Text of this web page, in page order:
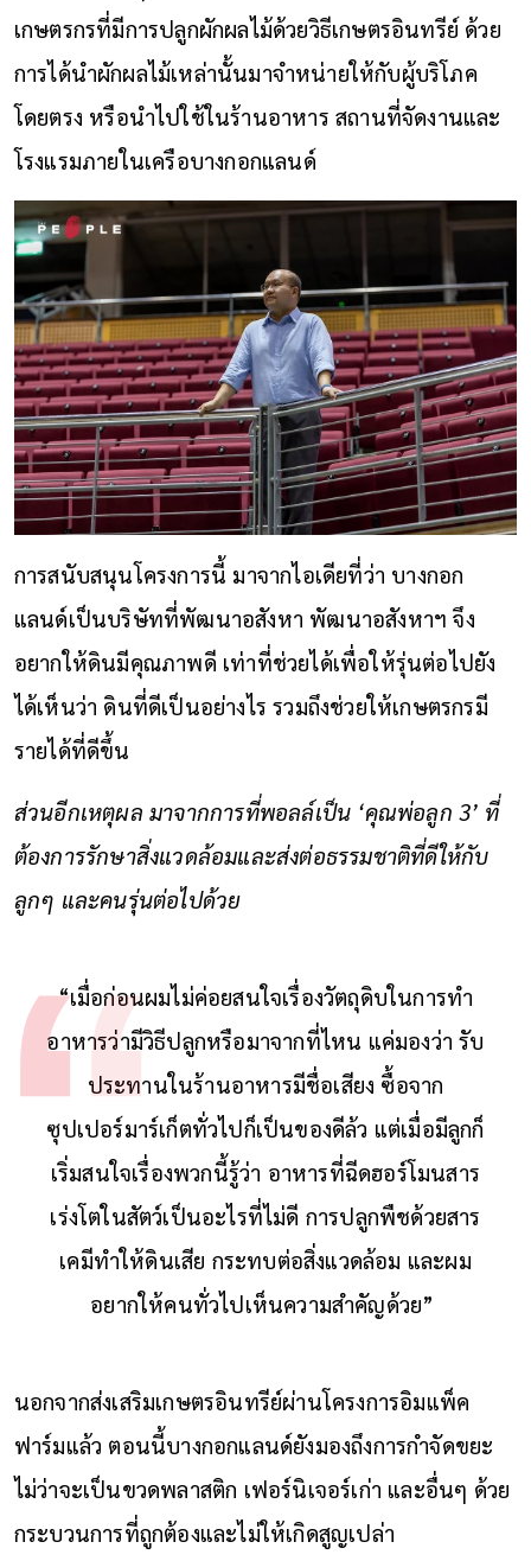
เกษตรกรที่มีการปลูกผักผลไม้ด้วยวิธีเกษตรอินทรีย์ ด้วย
การได้นำผักผลไม้เหล่านั้นมาจำหน่ายให้กับผู้บริโภค
โดยตรง หรือนำไปใช้ในร้านอาหาร สถานที่จัดงานและ
โรงแรมภายในเครือบางกอกแลนด์
การสนับสนุนโครงการนี้ มาจากไอเดียที่ว่า บางกอก
แลนด์เป็นบริษัทที่พัฒนาอสังหา พัฒนาอสังหาฯ จึง
อยากให้ดินมีคุณภาพดี เท่าที่ช่วยได้เพื่อให้รุ่นต่อไปยัง
ได้เห็นว่า ดินที่ดีเป็นอย่างไร รวมถึงช่วยให้เกษตรกรมี
รายได้ที่ดีขึ้น
ส่วนอีกเหตุผล มาจากการที่พอลล์เป็น ‘คุณพ่อลูก 3’ ที่
ต้องการรักษาสิ่งแวดล้อมและส่งต่อธรรมชาติที่ดีให้กับ
ลูกๆ และคนรุ่นต่อไปด้วย
“เมื่อก่อนผมไม่ค่อยสนใจเรื่องวัตถุดิบในการทำ
อาหารว่ามีวิธีปลูกหรือมาจากที่ไหน แค่มองว่า รับ
ประทานในร้านอาหารมีชื่อเสียง ซื้อจาก
ซุปเปอร์มาร์เก็ตทั่วไปก็เป็นของดีล้ว แต่เมื่อมีลูกก็
เริ่มสนใจเรื่องพวกนี้รู้ว่า อาหารที่ฉีดฮอร์โมนสาร
เร่งโตในสัตว์เป็นอะไรที่ไม่ดี การปลูกพืชด้วยสาร
เคมีทำให้ดินเสีย กระทบต่อสิ่งแวดล้อม และผม
อยากให้คนทั่วไปเห็นความสำคัญด้วย”
นอกจากส่งเสริมเกษตรอินทรีย์ผ่านโครงการอิมแพ็ค
ฟาร์มแล้ว ตอนนี้บางกอกแลนด์ยังมองถึงการกำจัดขยะ
ไม่ว่าจะเป็นขวดพลาสติก เฟอร์นิเจอร์เก่า และอื่นๆ ด้วย
กระบวนการที่ถูกต้องและไม่ให้เกิดสูญเปล่า